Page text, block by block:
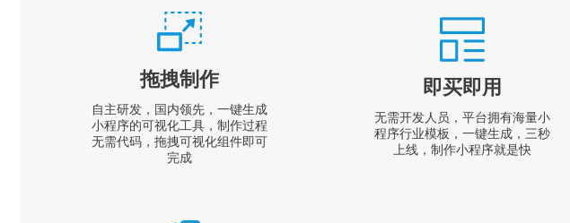
拖拽制作
自主研发，国内领先，一键生成
小程序的可视化工具，制作过程
无需代码，拖拽可视化组件即可
完成
即买即用
无需开发人员，平台拥有海量小
程序行业模板，一键生成，三秒
上线，制作小程序就是快